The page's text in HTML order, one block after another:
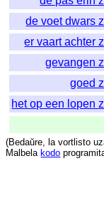
de voet dwars
er vaart achter
gevangen
goed
het op een lopen
(Bedaŭre, la vortlisto
Malbela kodo